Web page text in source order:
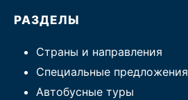
РАЗДЕЛЫ
Страны и направления
Специальные предложения
Автобусные туры